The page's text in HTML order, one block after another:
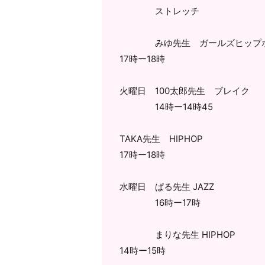
ストレッチ
みゆ先生 ガールズヒップ
17時ー18時
火曜日 100太郎先生 ブレイク
14時ー14時45
TAKA先生 HIPHOP
17時ー18時
水曜日 ぱる先生 JAZZ
16時ー17時
まりな先生 HIPHOP
14時ー15時